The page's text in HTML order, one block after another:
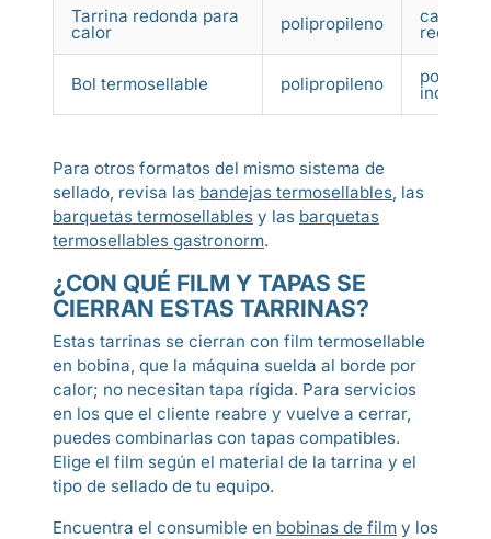
Tarrina redonda para
calor polipropileno caldos,
Bol termosellable polipropileno postres,
Para otros formatos del mismo sistema de
sellado, revisa las bandejas termosellables, las
barquetas termosellables y las barquetas
termosellables gastronorm.
¿CON QUÉ FILM Y TAPAS SE
CIERRAN ESTAS TARRINAS?
Estas tarrinas se cierran con film termosellable
en bobina, que la máquina suelda al borde por
calor; no necesitan tapa rígida. Para servicios
en los que el cliente reabre y vuelve a cerrar,
puedes combinarlas con tapas compatibles.
Elige el film según el material de la tarrina y el
tipo de sellado de tu equipo.
Encuentra el consumible en bobinas de film y los